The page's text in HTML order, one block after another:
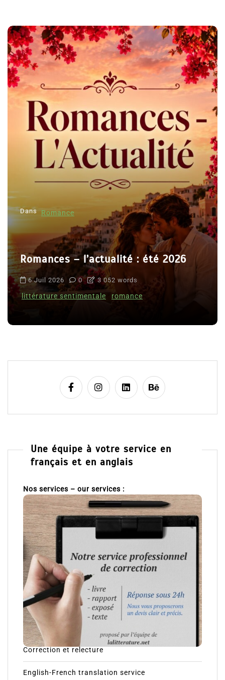
Dans Romance
Romances – l’actualité : été 2026
6 Juil 2026 0 3 052 words
littérature sentimentale romance
Une équipe à votre service en
français et en anglais
Nos services – our services :
Correction et relecture
English-French translation service